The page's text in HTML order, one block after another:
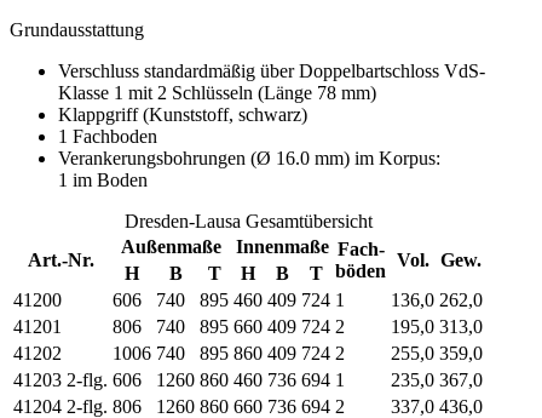
Grundausstattung
Verschluss standardmäßig über Doppelbartschloss VdS-
Klasse 1 mit 2 Schlüsseln (Länge 78 mm)
Klappgriff (Kunststoff, schwarz)
1 Fachboden
Verankerungsbohrungen (Ø 16.0 mm) im Korpus:
1 im Boden
Dresden-Lausa Gesamtübersicht
Art.-Nr.
Außenmaße Innenmaße Fach-
böden
Vol. Gew.
H B T H B
T
41200
606 740 895 460 409 724 1 136,0 262,0
41201
806 740 895 660 409 724 2 195,0 313,0
41202
1006 740 895 860 409 724 2 255,0 359,0
41203 2-flg. 606 1260 860 460 736 694 1 235,0 367,0
41204 2-flg. 806 1260 860 660 736 694 2 337,0 436,0